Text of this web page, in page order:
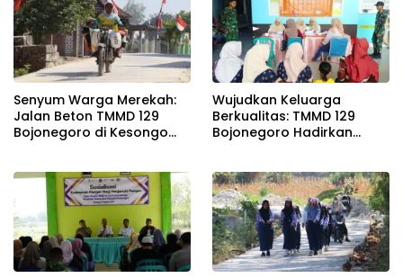
Senyum Warga Merekah:
Jalan Beton TMMD 129
Bojonegoro di Kesongo
Wujudkan Keluarga
Berkualitas: TMMD 129
Bojonegoro Hadirkan